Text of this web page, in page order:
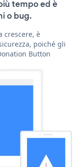
tempo ed è
o bug.
crescere, è
poiché gli
Button